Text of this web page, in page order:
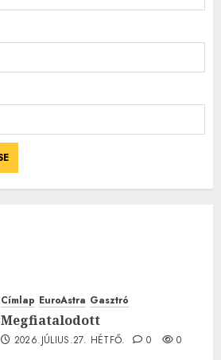
Címlap EuroAstra Gasztró
Megfiatalodott
2026.JÚLIUS.27. HÉTFŐ. 0 0